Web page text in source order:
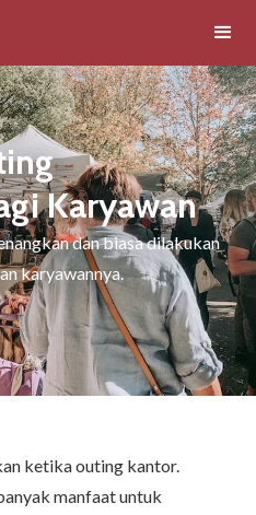
Karyawan
dan biasa dilakukan
karyawannya.
ketika outing kantor.
manfaat untuk